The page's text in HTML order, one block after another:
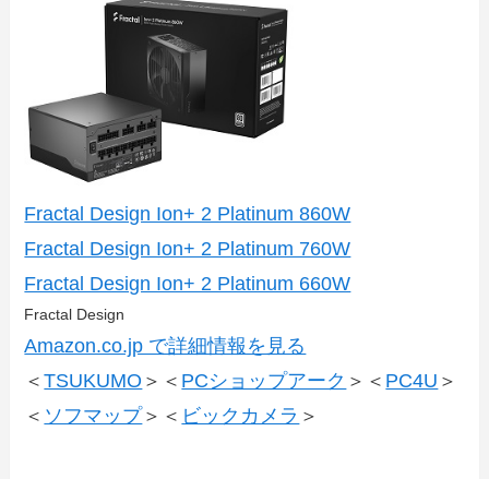
Fractal Design Ion+ 2 Platinum 860W
Fractal Design Ion+ 2 Platinum 760W
Fractal Design Ion+ 2 Platinum 660W
Fractal Design
Amazon.co.jp で詳細情報を見る
＜TSUKUMO ＞＜ PCショップアーク ＞＜ PC4U ＞
＜ ソフマップ＞＜ ビックカメラ ＞